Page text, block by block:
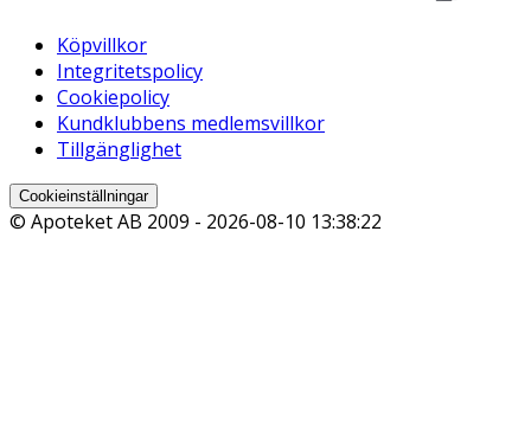
Köpvillkor
Integritetspolicy
Cookiepolicy
Kundklubbens medlemsvillkor
Tillgänglighet
Cookieinställningar
© Apoteket AB 2009 - 2026-08-10 13:38:22